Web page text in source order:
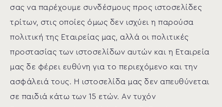
σας να παρέχουμε συνδέσμους προς ιστοσελίδες
τρίτων, στις οποίες όμως δεν ισχύει η παρούσα
πολιτική της Εταιρείας μας, αλλά οι πολιτικές
προστασίας των ιστοσελίδων αυτών και η Εταιρεία
μας δε φέρει ευθύνη για το περιεχόμενο και την
ασφάλειά τους. Η ιστοσελίδα μας δεν απευθύνεται
σε παιδιά κάτω των 15 ετών. Αν τυχόν